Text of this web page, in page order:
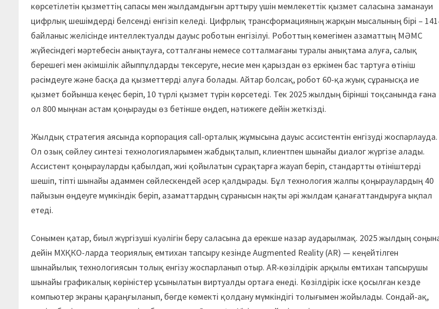
көрсетілетін қызметтің сапасы мен жылдамдығын арттыру үшін мемлекеттік қызмет саласына заманауи
цифрлық шешімдерді белсенді енгізіп келеді. Цифрлық трансформацияның жарқын мысалының бірі –
байланыс желісінде интеллектуалды дауыс роботын енгізілуі. Роботтың көмегімен азаматтың МӘМС
жүйесіндегі мәртебесін анықтауға, сотталғаны немесе сотталмағаны туралы анықтама алуға, салық
берешегі мен әкімшілік айыппұлдарды тексеруге, несие мен қарыздан өз еркімен бас тартуға өтініш
рәсімдеуге және басқа да қызметтерді алуға болады. Айтар болсақ, робот 60-қа жуық сұранысқа ие
қызмет бойынша кеңес беріп, 10 түрлі қызмет түрін көрсетеді. Тек 2025 жылдың бірінші тоқсанында ғана
ол 800 мыңнан астам қоңырауды өз бетінше өңдеп, нәтижеге дейін жеткізді.
Жылдық стратегия аясында корпорация call-орталық жұмысына дауыс ассистентін енгізуді жоспарлауда.
Ол озық сөйлеу синтезі технологияларымен жабдықталып, клиентпен шынайы диалог жүргізе алады.
Ассистент қоңырауларды қабылдап, жиі қойылатын сұрақтарға жауап беріп, стандартты өтініштерді
шешіп, тіпті шынайы адаммен сөйлескендей әсер қалдырады. Бұл технология жалпы қоңыраулардың 40
пайызын өңдеуге мүмкіндік беріп, азаматтардың сұранысын нақты әрі жылдам қанағаттандыруға ықпал
етеді.
Сонымен қатар, биыл жүргізуші куәлігін беру саласына да ерекше назар аударылмақ. 2025 жылдың
дейін МХҚКО-ларда теориялық емтихан тапсыру кезінде Augmented Reality (AR) — кеңейтілген
шынайылық технологиясын толық енгізу жоспарланып отыр. AR-көзілдірік арқылы емтихан тапсырушы
шынайы графикалық көріністер ұсынылатын виртуалды ортаға енеді. Көзілдірік іске қосылған кезде
компьютер экраны қараңғыланып, бөгде көмекті қолдану мүмкіндігі толығымен жойылады. Сондай-ақ,